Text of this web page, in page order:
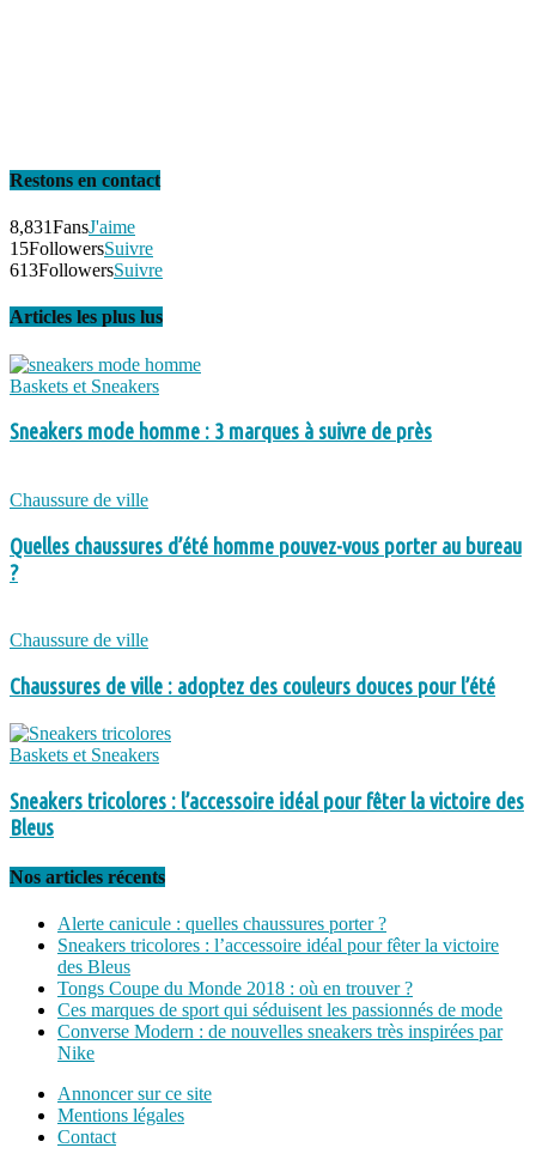
Restons en contact
8,831FansJ'aime
15FollowersSuivre
613FollowersSuivre
Articles les plus lus
Baskets et Sneakers
Sneakers mode homme : 3 marques à suivre de près
Chaussure de ville
Quelles chaussures d’été homme pouvez-vous porter au bureau
?
Chaussure de ville
Chaussures de ville : adoptez des couleurs douces pour l’été
Baskets et Sneakers
Sneakers tricolores : l’accessoire idéal pour fêter la victoire des
Bleus
Nos articles récents
Alerte canicule : quelles chaussures porter ?
Sneakers tricolores : l’accessoire idéal pour fêter la victoire
des Bleus
Tongs Coupe du Monde 2018 : où en trouver ?
Ces marques de sport qui séduisent les passionnés de mode
Converse Modern : de nouvelles sneakers très inspirées par
Nike
Annoncer sur ce site
Mentions légales
Contact